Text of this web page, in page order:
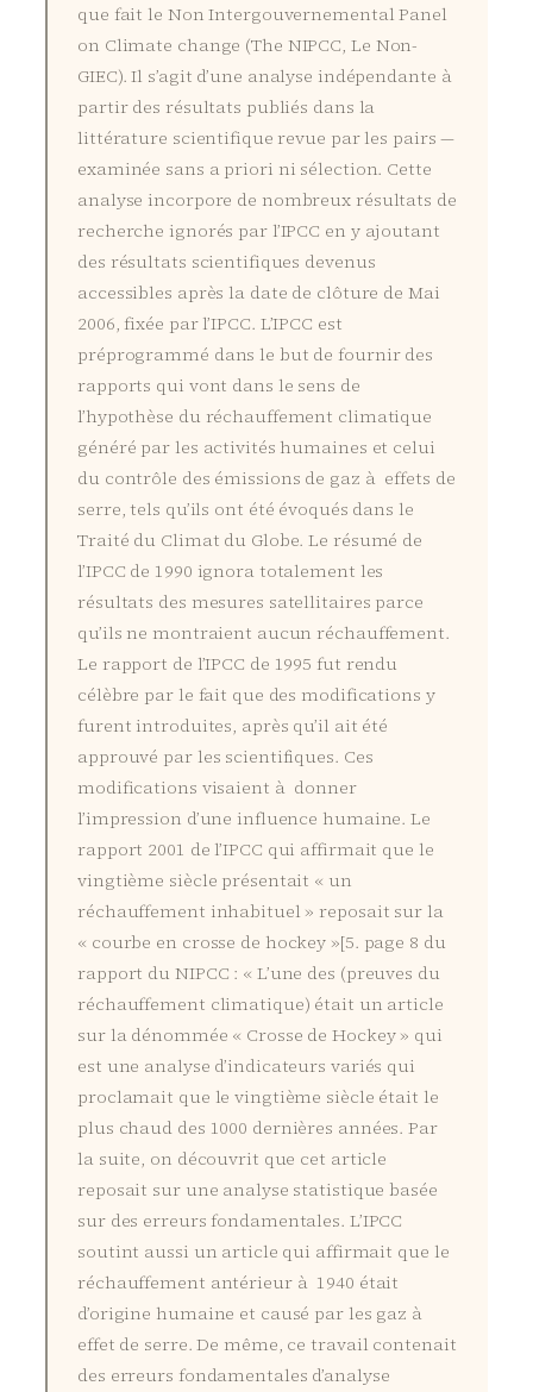
que fait le Non Intergouvernemental Panel
on Climate change (The NIPCC, Le Non-
GIEC). Il s’agit d’une analyse indépendante à
partir des résultats publiés dans la
littérature scientifique revue par les pairs —
examinée sans a priori ni sélection. Cette
analyse incorpore de nombreux résultats de
recherche ignorés par l’IPCC en y ajoutant
des résultats scientifiques devenus
accessibles après la date de clôture de Mai
2006, fixée par l’IPCC. L’IPCC est
préprogrammé dans le but de fournir des
rapports qui vont dans le sens de
l’hypothèse du réchauffement climatique
généré par les activités humaines et celui
du contrôle des émissions de gaz à effets de
serre, tels qu’ils ont été évoqués dans le
Traité du Climat du Globe. Le résumé de
l’IPCC de 1990 ignora totalement les
résultats des mesures satellitaires parce
qu’ils ne montraient aucun réchauffement.
Le rapport de l’IPCC de 1995 fut rendu
célèbre par le fait que des modifications y
furent introduites, après qu’il ait été
approuvé par les scientifiques. Ces
modifications visaient à donner
l’impression d’une influence humaine. Le
rapport 2001 de l’IPCC qui affirmait que le
vingtième siècle présentait « un
réchauffement inhabituel » reposait sur la
« courbe en crosse de hockey »[5. page 8 du
rapport du NIPCC : « L’une des (preuves du
réchauffement climatique) était un article
sur la dénommée « Crosse de Hockey » qui
est une analyse d’indicateurs variés qui
proclamait que le vingtième siècle était le
plus chaud des 1000 dernières années. Par
la suite, on découvrit que cet article
reposait sur une analyse statistique basée
sur des erreurs fondamentales. L’IPCC
soutint aussi un article qui affirmait que le
réchauffement antérieur à 1940 était
d’origine humaine et causé par les gaz à
effet de serre. De même, ce travail contenait
des erreurs fondamentales d’analyse